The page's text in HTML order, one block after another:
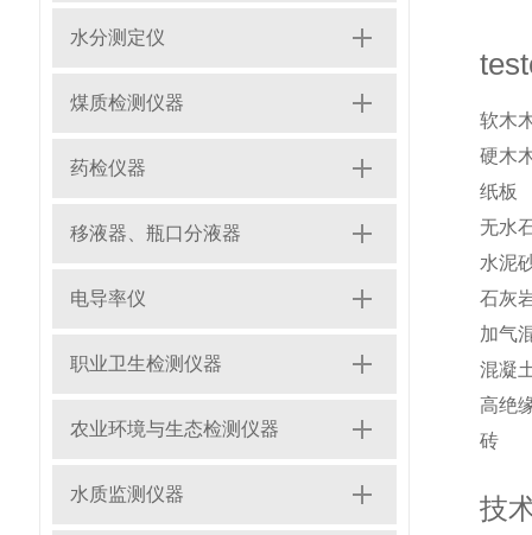
水分测定仪
煤质检测仪器
药检仪器
移液器、瓶口分液器
电导率仪
职业卫生检测仪器
农业环境与生态检测仪器
水质监测仪器
软木
硬木
纸板
无水
水泥
石灰
加气
混凝
高绝
砖
技